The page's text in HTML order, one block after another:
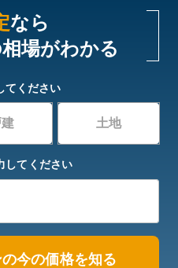
なら
場がわかる
てください
建 土地
してください
今の価格を知る